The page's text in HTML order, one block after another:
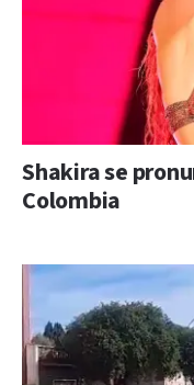
Shakira se
Colombia